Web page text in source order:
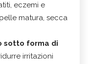
eczemi e
matura, secca
sotto forma di
irritazioni